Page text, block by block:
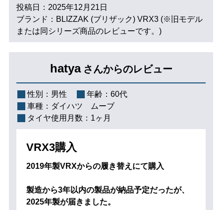
投稿日：2025年12月21日
ブランド：BLIZZAK (ブリザック) VRX3 (※旧モデル
または同シリーズ商品のレビューです。)
hatya さんからのレビュー
性別： 男性 年齢： 60代
車種： ダイハツ ムーブ
タイヤ使用月数： 1ヶ月
VRX3購入
2019年製VRXからの履き替えにて購入
製造から3年以内の製品が納品予定だったが、
2025年製が届きました。